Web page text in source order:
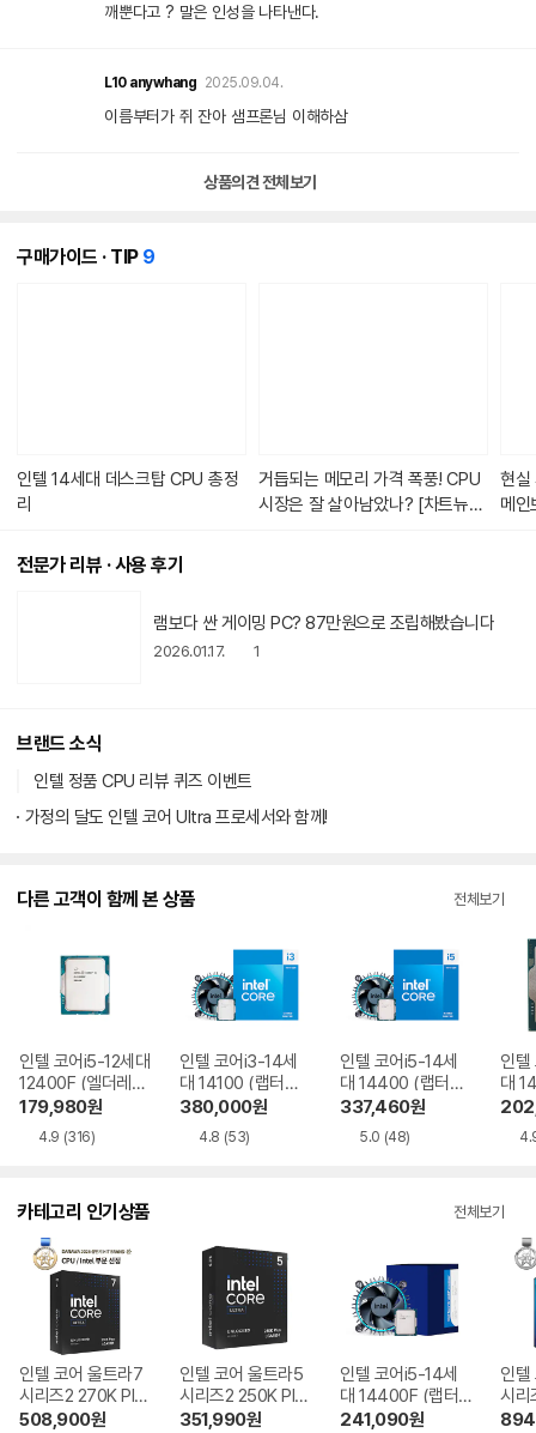
깨뿐다고 ? 말은 인성을 나타낸다.
L10 anywhang 2025.09.04.
이름부터가 쥐 잔아 샘프론님 이해하삼
상품의견 전체보기
구매가이드 · TIP 9개
인텔 14세대 데스크탑 CPU 총정
리
거듭되는 메모리 가격 폭풍! CPU
시장은 잘 살아남았나? [차트뉴
현실
메인
전문가 리뷰 · 사용 후기
램보다 싼 게이밍 PC? 87만원으로 조립해봤습니다
2026.01.17. 1
브랜드 소식
인텔 정품 CPU 리뷰 퀴즈 이벤트
가정의 달도 인텔 코어 Ultra 프로세서와 함께!
다른 고객이 함께 본 상품 전체보기
인텔 코어i5-12세대
12400F (엘더레이
크) 벌크
179,980원
4.9 (316)
인텔 코어i3-14세
대 14100 (랩터레
이크 리프레시) 정
380,000원
4.8 (53)
인텔 코어i5-14세
대 14400 (랩터레
이크 리프레시) 정
337,460원
5.0 (48)
인
대
레이
카테고리 인기상품 전체보기
인텔 코어 울트라7
시리즈2 270K Plu
s (애로우레이크 리
508,900원
인텔 코어 울트라5
시리즈2 250K Plu
s (애로우레이크 리
351,990원
인텔 코어i5-14세
대 14400F (랩터
레이크 리프레시)
241,090원
인텔
시리
로우